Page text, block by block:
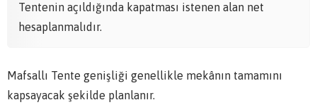
Tentenin açıldığında kapatması istenen alan net
hesaplanmalıdır.
Mafsallı Tente genişliği genellikle mekânın tamamını
kapsayacak şekilde planlanır.